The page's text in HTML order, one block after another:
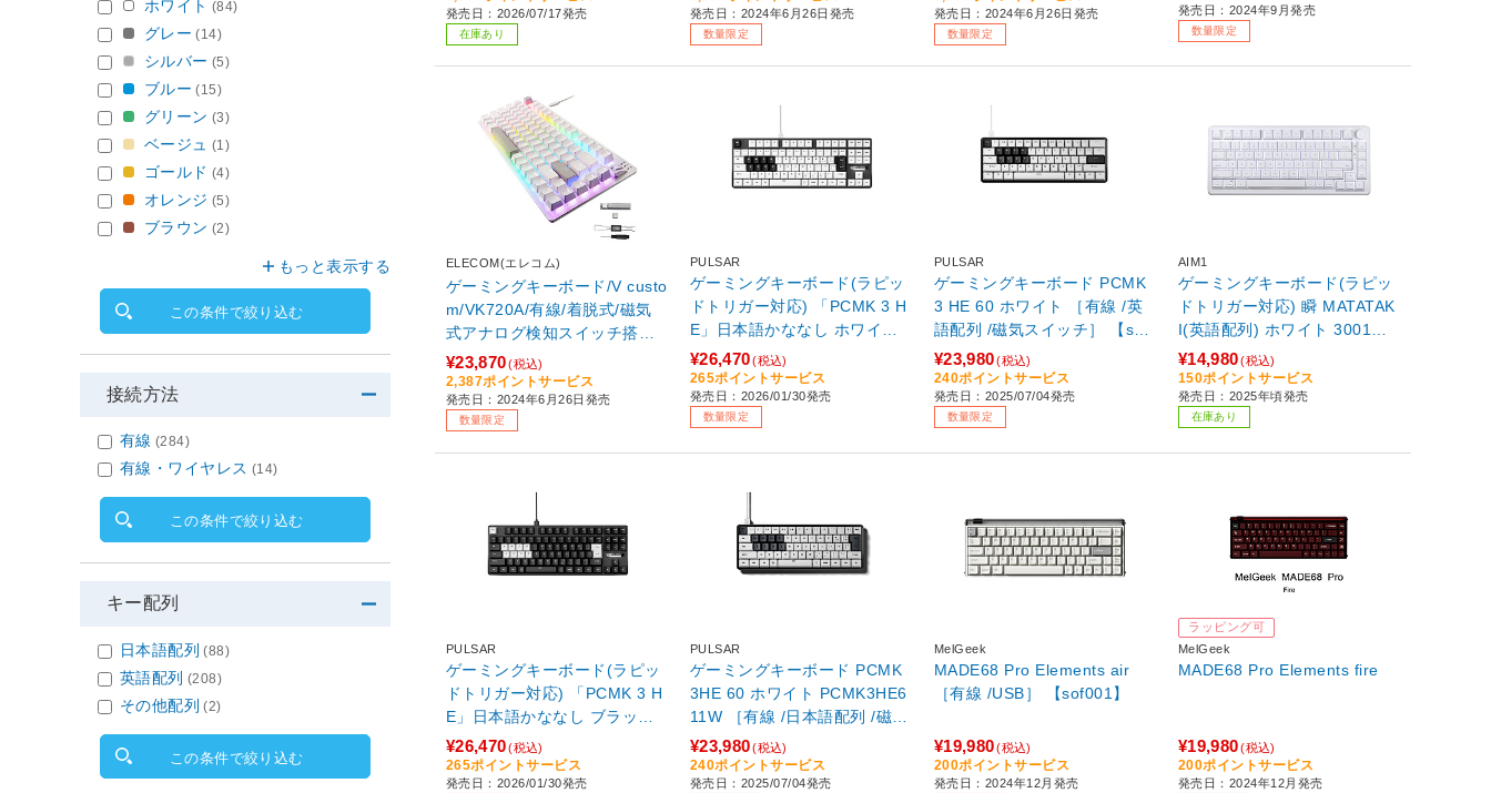
ヤレス /英語配列 /磁気スイッ
チ］
発売日：2026/07/17発売
在庫あり
発売日：2024年6月26日発売
数量限定
発売日：2024年6月26日発売
数量限定
発売日：2024年9月発売
数量限定
ELECOM(エレコム)
ゲーミングキーボード/V custo
m/VK720A/有線/着脱式/磁気
式アナログ検知スイッチ搭載/
75%サイズ/US配列/ホワイト
TK-VK720AWH-EN
¥23,870(税込)
2,387ポイントサービス
発売日：2024年6月26日発売
数量限定
PULSAR
ゲーミングキーボード(ラピッ
ドトリガー対応) 「PCMK 3 H
E」日本語かななし ホワイト
PCMK3HE812 ［有線 /日本語
配列 /磁気スイッチ］ 【sof00
1】
¥26,470(税込)
265ポイントサービス
発売日：2026/01/30発売
数量限定
PULSAR
ゲーミングキーボード PCMK
3 HE 60 ホワイト ［有線 /英
語配列 /磁気スイッチ］ 【sof
001】
¥23,980(税込)
240ポイントサービス
発売日：2025/07/04発売
数量限定
AIM1
ゲーミングキーボード(ラピッ
ドトリガー対応) 瞬 MATATAK
I(英語配列) ホワイト 3001WA
1 ［有線 /USB］
¥14,980(税込)
150ポイントサービス
発売日：2025年頃発売
在庫あり
PULSAR
ゲーミングキーボード(ラピッ
ドトリガー対応) 「PCMK 3 H
E」日本語かななし ブラック
PCMK3HE811 ［有線 /日本語
配列 /磁気スイッチ］ 【sof00
1】
¥26,470(税込)
265ポイントサービス
発売日：2026/01/30発売
PULSAR
ゲーミングキーボード PCMK
3HE 60 ホワイト PCMK3HE6
11W ［有線 /日本語配列 /磁気
スイッチ］
¥23,980(税込)
240ポイントサービス
発売日：2025/07/04発売
MelGeek
MADE68 Pro Elements air
［有線 /USB］ 【sof001】
¥19,980(税込)
200ポイントサービス
発売日：2024年12月発売
ラッピング可
MelGeek
MADE68 Pro Elements fire
¥19,980(税込)
200ポイントサービス
発売日：2024年12月発売
ホワイト (84)
グレー (14)
シルバー (5)
ブルー (15)
グリーン (3)
ベージュ (1)
ゴールド (4)
オレンジ (5)
ブラウン (2)
もっと表示する
この条件で絞り込む
接続方法
有線 (284)
有線・ワイヤレス (14)
この条件で絞り込む
キー配列
日本語配列 (88)
英語配列 (208)
その他配列 (2)
この条件で絞り込む